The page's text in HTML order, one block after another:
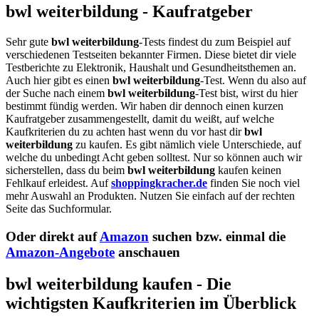
bwl weiterbildung - Kaufratgeber
Sehr gute bwl weiterbildung-Tests findest du zum Beispiel auf
verschiedenen Testseiten bekannter Firmen. Diese bietet dir viele
Testberichte zu Elektronik, Haushalt und Gesundheitsthemen an.
Auch hier gibt es einen bwl weiterbildung-Test. Wenn du also auf
der Suche nach einem bwl weiterbildung-Test bist, wirst du hier
bestimmt fündig werden. Wir haben dir dennoch einen kurzen
Kaufratgeber zusammengestellt, damit du weißt, auf welche
Kaufkriterien du zu achten hast wenn du vor hast dirbwl
weiterbildung zu kaufen. Es gibt nämlich viele Unterschiede, auf
welche du unbedingt Acht geben solltest. Nur so können auch wir
sicherstellen, dass du beim bwl weiterbildung kaufen keinen
Fehlkauf erleidest. Aufshoppingkracher.de finden Sie noch viel
mehr Auswahl an Produkten. Nutzen Sie einfach auf der rechten
Seite das Suchformular.
Oder direkt aufAmazon suchen bzw. einmal die
Amazon-Angebote anschauen
bwl weiterbildung kaufen - Die
wichtigsten Kaufkriterien im Überblick